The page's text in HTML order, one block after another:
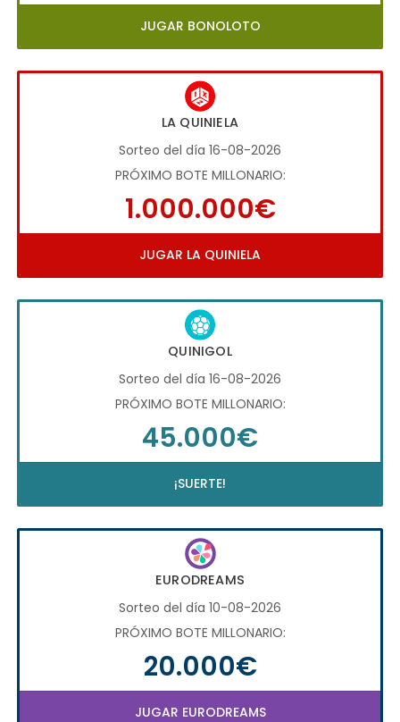
JUGAR BONOLOTO
LA QUINIELA
Sorteo del día 16-08-2026
PRÓXIMO BOTE MILLONARIO:
1.000.000€
JUGAR LA QUINIELA
QUINIGOL
Sorteo del día 16-08-2026
PRÓXIMO BOTE MILLONARIO:
45.000€
¡SUERTE!
EURODREAMS
Sorteo del día 10-08-2026
PRÓXIMO BOTE MILLONARIO:
20.000€
JUGAR EURODREAMS